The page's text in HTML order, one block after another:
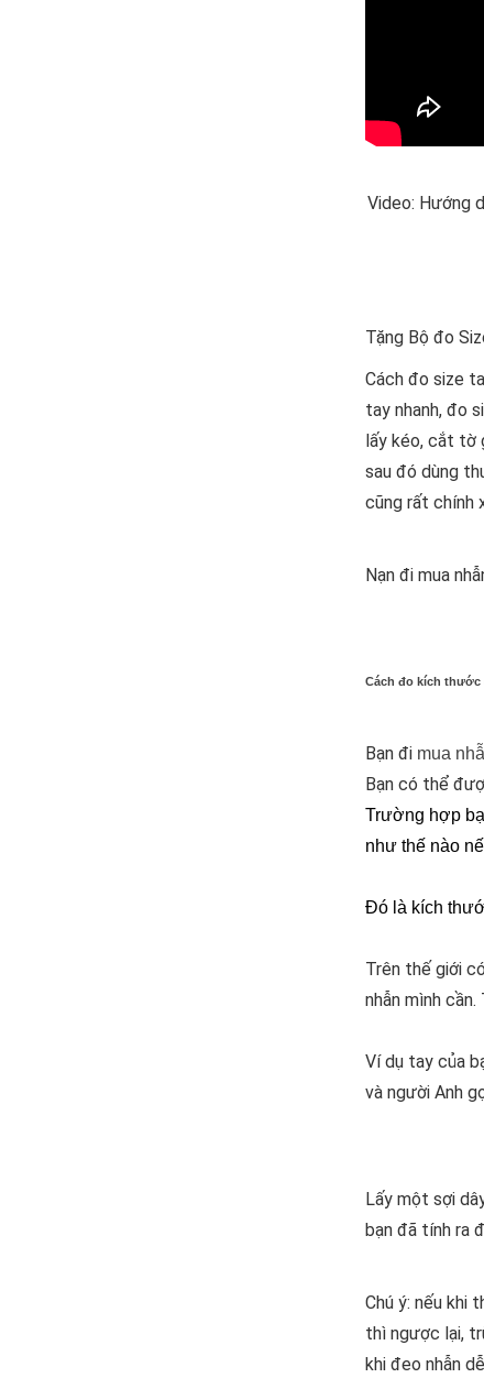
Video: Hướng
Tặng Bộ đo
Cách đo size
tay nhanh, đo
lấy kéo, cắt tờ
sau đó dùng
cũng rất chính
Nạn đi mua
Cách đo kích thước
Bạn đi mua
Bạn có thể
Trường hợp
như thế nào
Đó là kích
Trên thế giới
nhẫn mình
Ví dụ tay của
và người Anh
Lấy một sợi
bạn đã tính ra
Chú ý: nếu khi
thì ngược lại,
khi đeo nhẫn